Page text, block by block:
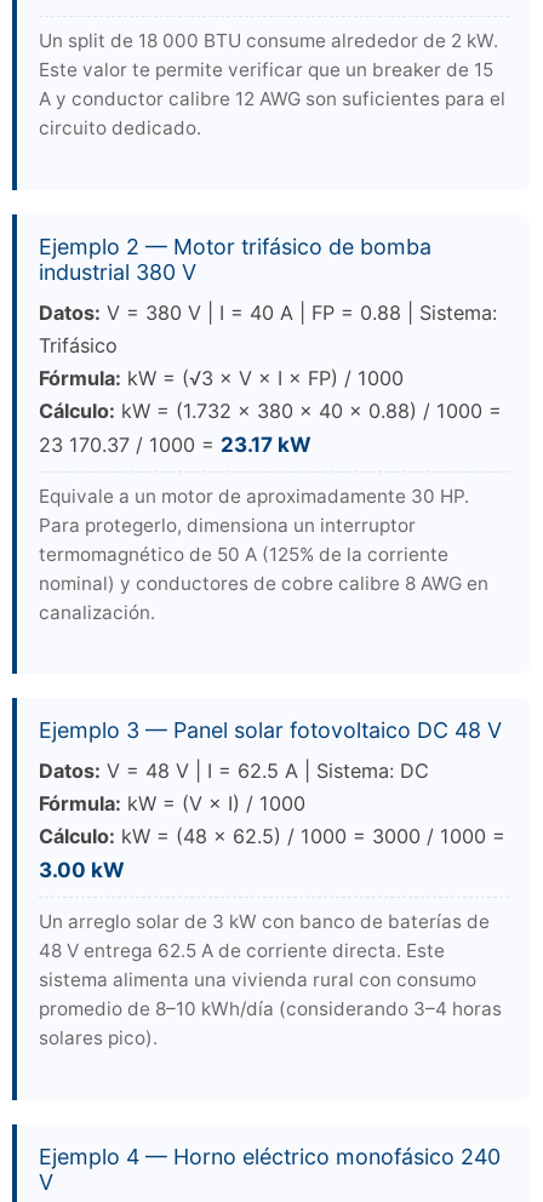
Un split de 18 000 BTU consume alrededor de 2 kW.
Este valor te permite verificar que un breaker de 15
A y conductor calibre 12 AWG son suficientes para el
circuito dedicado.
Ejemplo 2 — Motor trifásico de bomba
industrial 380 V
Datos: V = 380 V | I = 40 A | FP = 0.88 | Sistema:
Trifásico
Fórmula: kW = (√3 × V × I × FP) / 1000
Cálculo: kW = (1.732 × 380 × 40 × 0.88) / 1000 =
23 170.37 / 1000 = 23.17 kW
Equivale a un motor de aproximadamente 30 HP.
Para protegerlo, dimensiona un interruptor
termomagnético de 50 A (125% de la corriente
nominal) y conductores de cobre calibre 8 AWG en
canalización.
Ejemplo 3 — Panel solar fotovoltaico DC 48 V
Datos: V = 48 V | I = 62.5 A | Sistema: DC
Fórmula: kW = (V × I) / 1000
Cálculo: kW = (48 × 62.5) / 1000 = 3000 / 1000 =
3.00 kW
Un arreglo solar de 3 kW con banco de baterías de
48 V entrega 62.5 A de corriente directa. Este
sistema alimenta una vivienda rural con consumo
promedio de 8–10 kWh/día (considerando 3–4 horas
solares pico).
Ejemplo 4 — Horno eléctrico monofásico 240
V